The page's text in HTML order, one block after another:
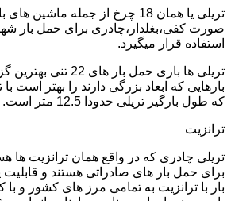
تریلی یا همان 18 چرخ از جمله
صورت کفی،بغلدار،چادری برای حمل بار
استفاده قرار میگیرد.
تریلی ها باری حمل بار
بارهایی که ابعاد بزرگی دارند را بهتر است
که طول بارگیر تریلی حدودا 12.5 متر است.
ترانزیت
تریلی چادری که در واقع همان ترانزیت ها
برای حمل بار های صادراتی هستند و
بار با ترانزیت به تمامی مرز های کشور و با